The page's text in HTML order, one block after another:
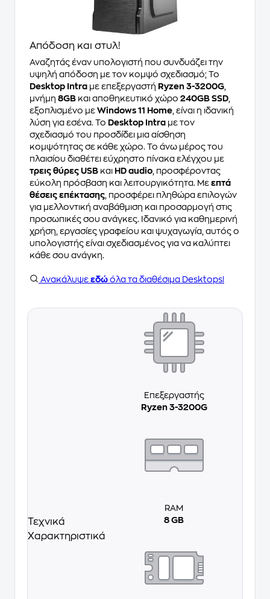
Απόδοση και στυλ!
Αναζητάς έναν υπολογιστή που συνδυάζει την
υψηλή απόδοση με τον κομψό σχεδιασμό; Το
Desktop Intra με επεξεργαστή Ryzen 3-3200G
μνήμη 8GB και αποθηκευτικό χώρο 240GB SSD
εξοπλισμένο με Windows 11 Home , είναι η ιδανική
λύση για εσένα. Το Desktop Intra με τον
σχεδιασμό του προσδίδει μια αίσθηση
κομψότητας σε κάθε χώρο. Το άνω μέρος του
πλαισίου διαθέτει εύχρηστο πίνακα ελέγχου με
τρεις θύρες USB και HD audio , προσφέροντας
εύκολη πρόσβαση και λειτουργικότητα. Με επτά
θέσεις επέκτασης , προσφέρει πληθώρα επιλογών
για μελλοντική αναβάθμιση και προσαρμογή στις
προσωπικές σου ανάγκες. Ιδανικό για καθημερινή
χρήση, εργασίες γραφείου και ψυχαγωγία, αυτός ο
υπολογιστής είναι σχεδιασμένος για να καλύπτει
κάθε σου ανάγκη.
Ανακάλυψε εδώ όλα τα διαθέσιμα Desktops!
Τεχνικά
Χαρακτηριστικά
Επεξεργαστής
Ryzen 3-3200G
RAM
8 GB